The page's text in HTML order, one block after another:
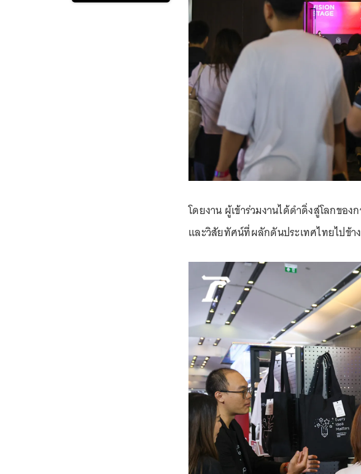
โดยงาน ผู้เข้าร่วมงานได้ดำดิ่งสู่โลกขอ
และวิสัยทัศน์ที่ผลักดันประเทศไทยไปข้า